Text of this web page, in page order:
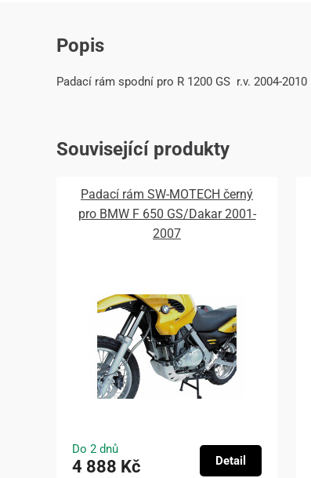
Popis
Padací rám spodní pro R 1200 GS r.v. 2004-2010
Související produkty
Padací rám SW-MOTECH černý
pro BMW F 650 GS/Dakar 2001-
2007
Do 2 dnů
4 888 Kč Detail